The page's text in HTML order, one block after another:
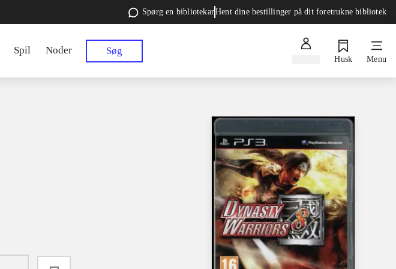
Spørg en bibliotekarHent dine bestillinger på dit foretrukne bibliotek
Spil Noder Søg
Husk Menu